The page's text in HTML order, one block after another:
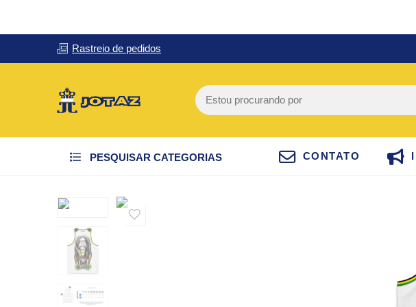
Rastreio de pedidos
PESQUISAR CATEGORIAS CONTATO